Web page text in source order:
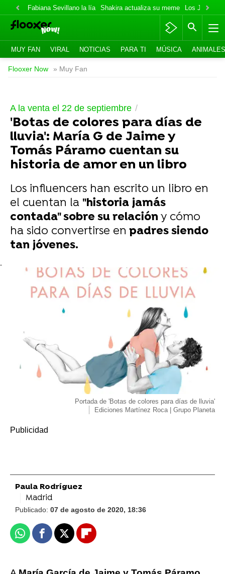
Fabiana Sevillano la lía Shakira actualiza su meme Los Jonas
MUY FAN VIRAL NOTICIAS PARA TI MÚSICA ANIMALES
Flooxer Now » Muy Fan
A la venta el 22 de septiembre
'Botas de colores para días de
lluvia': María G de Jaime y
Tomás Páramo cuentan su
historia de amor en un libro
Los influencers han escrito un libro en
el cuentan la "historia jamás
contada" sobre su relación y cómo
ha sido convertirse en padres siendo
tan jóvenes.
-
Portada de 'Botas de colores para días de lluvia'
Ediciones Martínez Roca | Grupo Planeta
Paula Rodríguez
Madrid
Publicado: 07 de agosto de 2020, 18:36
WhatsappFacebook
X Flipboard